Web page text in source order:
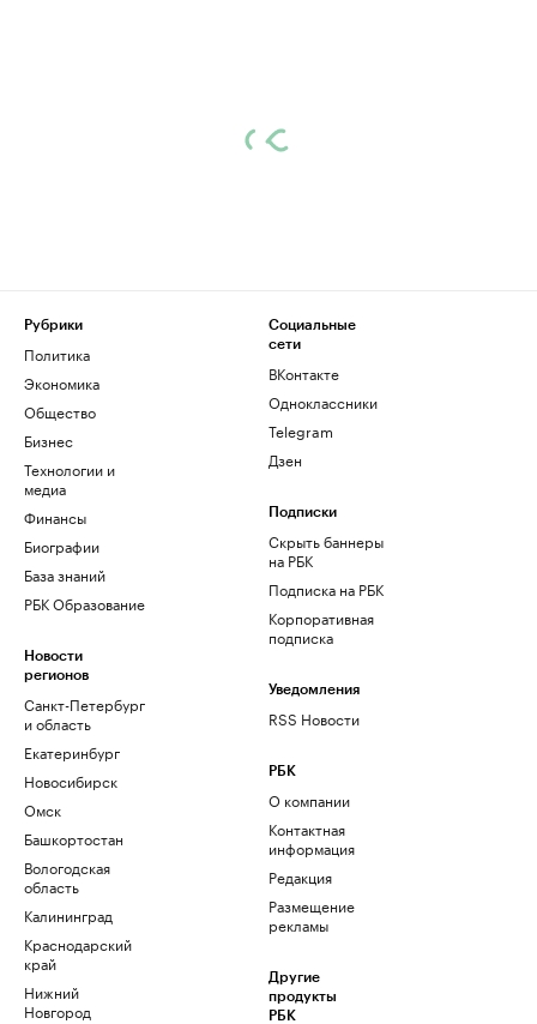
Рубрики
Политика
Экономика
Общество
Бизнес
Технологии и
медиа
Финансы
Биографии
База знаний
РБК Образование
Новости
регионов
Санкт-Петербург
и область
Екатеринбург
Новосибирск
Омск
Башкортостан
Вологодская
область
Калининград
Краснодарский
край
Нижний
Новгород
Социальные
сети
ВКонтакте
Одноклассники
Telegram
Дзен
Подписки
Скрыть баннеры
на РБК
Подписка на РБК
Корпоративная
подписка
Уведомления
RSS Новости
РБК
О компании
Контактная
информация
Редакция
Размещение
рекламы
Другие
продукты
РБК